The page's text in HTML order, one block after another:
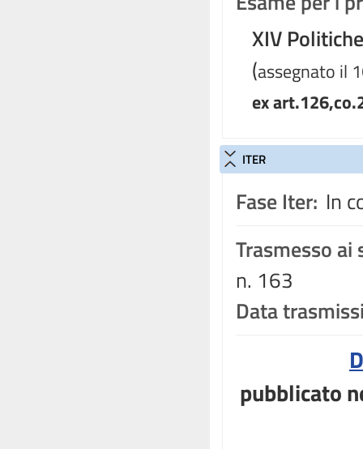
XIV
(assegnato il
ex
ITER
Fase Iter: In
Trasmesso ai
n. 163
Data
pubblicato